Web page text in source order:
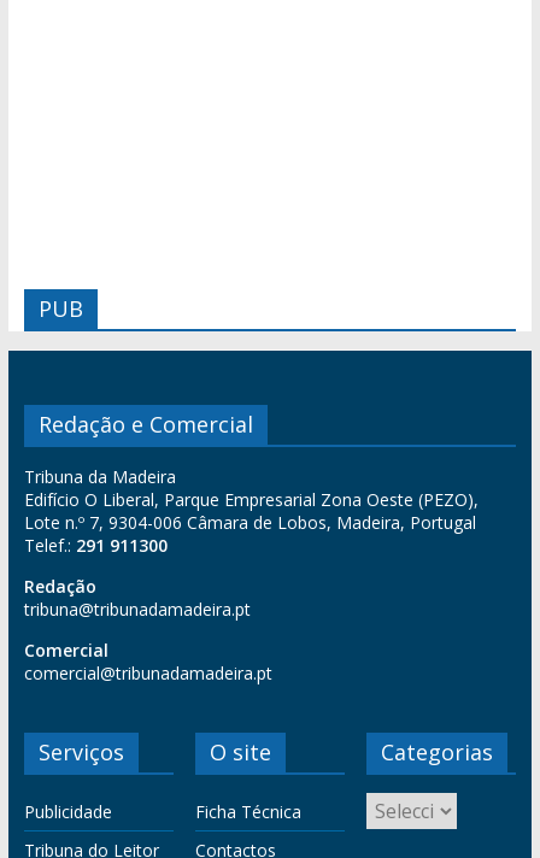
PUB
Redação e Comercial
Tribuna da Madeira
Edifício O Liberal, Parque Empresarial Zona Oeste (PEZO),
Lote n.º 7, 9304-006 Câmara de Lobos, Madeira, Portugal
Telef.: 291 911300
Redação
tribuna@tribunadamadeira.pt
Comercial
comercial@tribunadamadeira.pt
Serviços
Publicidade
Tribuna do Leitor
O site
Ficha Técnica
Contactos
Categorias